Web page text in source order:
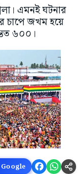
এমনই ঘটনার
চাপে জখম হয়ে
৬০০।